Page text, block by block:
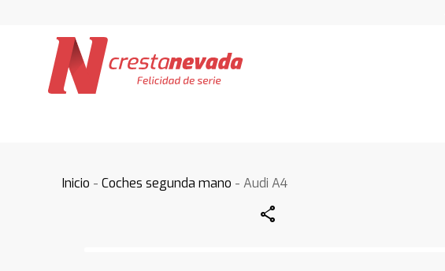
Inicio -Coches segunda mano - Audi A4
Share